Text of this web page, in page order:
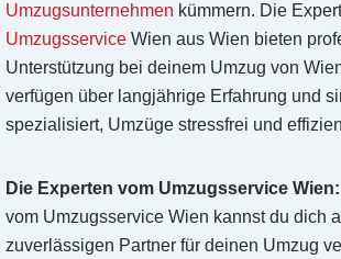
Umzugsunternehmen kümmern. Die
Umzugsservice Wien aus Wien bieten
Unterstützung bei deinem Umzug von
verfügen über langjährige Erfahrung und
spezialisiert, Umzüge stressfrei und
Die Experten vom Umzugsservice Wien:
vom Umzugsservice Wien kannst du dich
zuverlässigen Partner für deinen Umzug